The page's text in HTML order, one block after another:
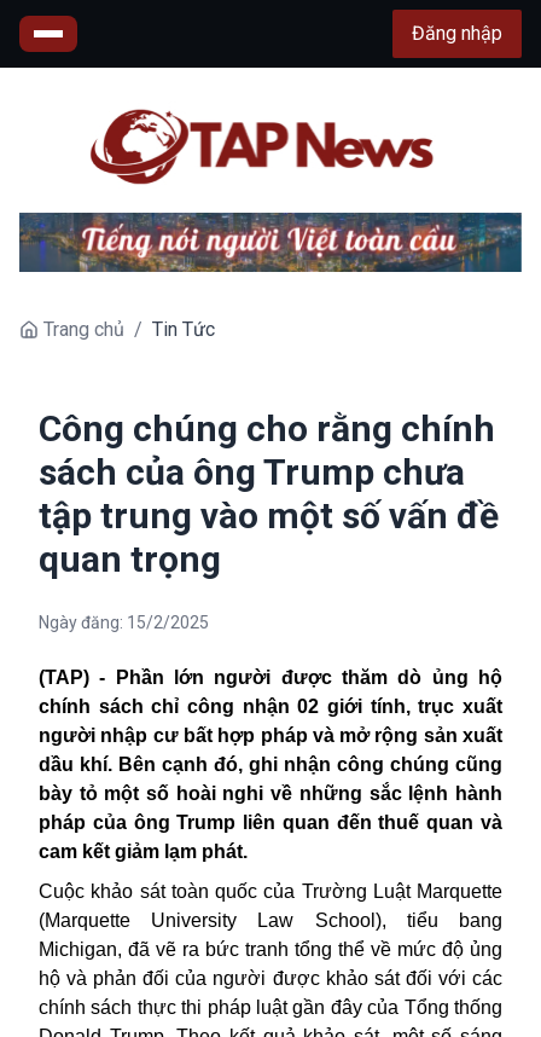
Đăng nhập
Trang chủ / Tin Tức
Công chúng cho rằng chính
sách của ông Trump chưa
tập trung vào một số vấn đề
quan trọng
Ngày đăng: 15/2/2025
(TAP) - Phần lớn người được thăm dò ủng hộ
chính sách chỉ công nhận 02 giới tính, trục xuất
người nhập cư bất hợp pháp và mở rộng sản xuất
dầu khí. Bên cạnh đó, ghi nhận công chúng cũng
bày tỏ một số hoài nghi về những sắc lệnh hành
pháp của ông Trump liên quan đến thuế quan và
cam kết giảm lạm phát.
Cuộc khảo sát toàn quốc của Trường Luật Marquette
(Marquette University Law School), tiểu bang
Michigan, đã vẽ ra bức tranh tổng thể về mức độ ủng
hộ và phản đối của người được khảo sát đối với các
chính sách thực thi pháp luật gần đây của Tổng thống